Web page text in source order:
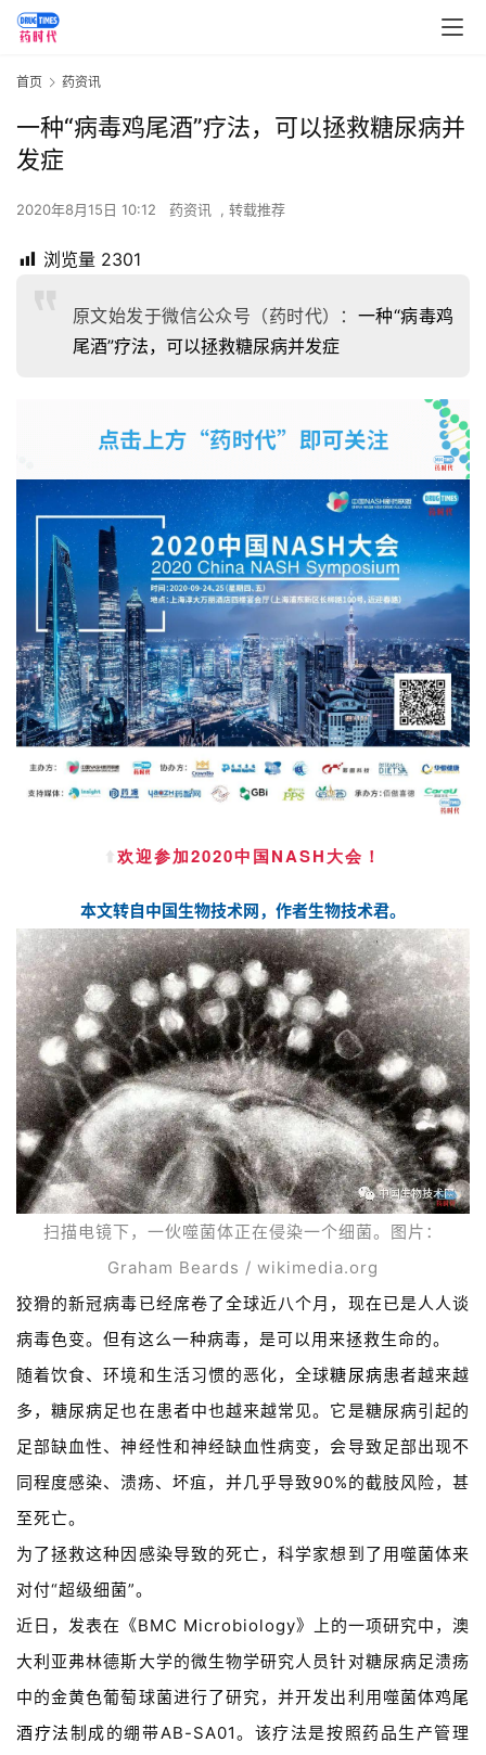
首页 药资讯
一种“病毒鸡尾酒”疗法，可以拯救糖尿病并
发症
2020年8月15日 10:12 药资讯 , 转载推荐
浏览量 2301
原文始发于微信公众号（药时代）： 一种“病毒鸡
尾酒”疗法，可以拯救糖尿病并发症
欢迎参加2020中国NASH大会！
本文转自中国生物技术网，作者生物技术君。
扫描电镜下，一伙噬菌体正在侵染一个细菌。图片：
Graham Beards / wikimedia.org
狡猾的新冠病毒已经席卷了全球近八个月，现在已是人人谈
病毒色变。 但有这么一种病毒，是可以用来拯救生命的。
随着饮食、环境和生活习惯的恶化，全球糖尿病患者越来越
多，糖尿病足也在患者中也越来越常见。它是糖尿病引起的
足部缺血性、神经性和神经缺血性病变，会导致足部出现不
同程度感染、溃疡、坏疽，并几乎导致90%的截肢风险，甚
至死亡。
为了拯救这种因感染导致的死亡，科学家想到了用噬菌体来
对付“超级细菌”。
近日，发表在《BMC Microbiology》上的一项研究中，澳
大利亚弗林德斯大学的微生物学研究人员针对糖尿病足溃疡
中的金黄色葡萄球菌进行了研究，并开发出利用噬菌体鸡尾
酒疗法制成的绷带AB-SA01。该疗法是按照药品生产管理